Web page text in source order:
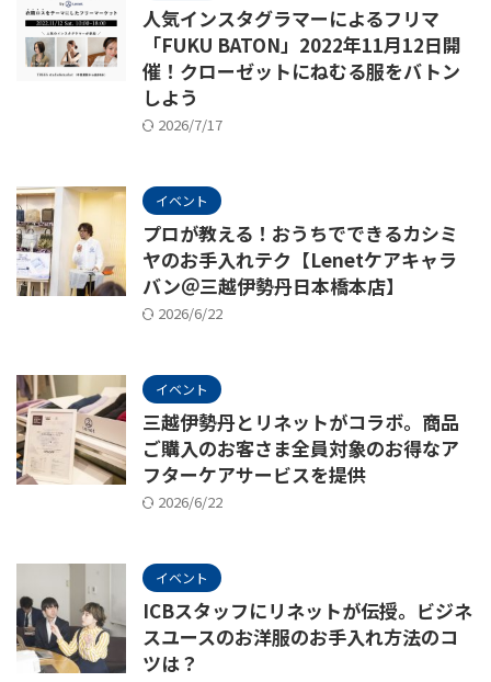
人気インスタグラマーによるフリマ
「FUKU BATON」2022年11月12日開
催！クローゼットにねむる服をバトン
しよう
2026/7/17
イベント
プロが教える！おうちでできるカシミ
ヤのお手入れテク【Lenetケアキャラ
バン＠三越伊勢丹日本橋本店】
2026/6/22
イベント
三越伊勢丹とリネットがコラボ。商品
ご購入のお客さま全員対象のお得なア
フターケアサービスを提供
2026/6/22
イベント
ICBスタッフにリネットが伝授。ビジネ
スユースのお洋服のお手入れ方法のコ
ツは？